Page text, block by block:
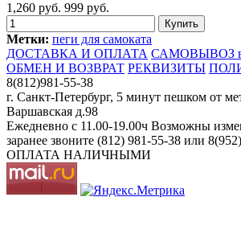
1,260 руб. 999 руб.
Метки: пеги для самоката
ДОСТАВКА И ОПЛАТА САМОВЫВОЗ
ОБМЕН И ВОЗВРАТ РЕКВИЗИТЫ
8(812)981-55-38
г. Санкт-Петербург, 5 минут пешком от
Варшавская д.98
Ежедневно c 11.00-19.00ч Возможны
заранее звоните (812) 981-55-38 или
ОПЛАТА НАЛИЧНЫМИ